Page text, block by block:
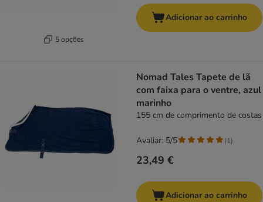
5 opções
Adicionar ao carrinho
Nomad Tales Tapete de lã
com faixa para o ventre, azul
marinho
155 cm de comprimento de costas
23,49 €
Avaliar: 5/5 (1)
Adicionar ao carrinho